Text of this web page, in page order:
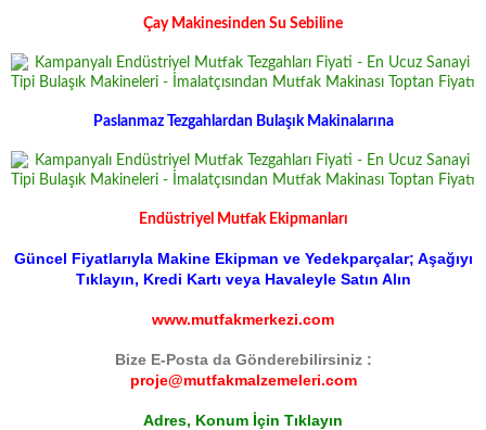
Çay Makinesinden Su Sebiline
Paslanmaz Tezgahlardan Bulaşık Makinalarına
Endüstriyel Mutfak Ekipmanları
Güncel Fiyatlarıyla Makine Ekipman ve Yedekparçalar; Aşağıyı
Tıklayın, Kredi Kartı veya Havaleyle Satın Alın
www.mutfakmerkezi.com
Bize E-Posta da Gönderebilirsiniz :
proje@mutfakmalzemeleri.com
Adres, Konum İçin Tıklayın